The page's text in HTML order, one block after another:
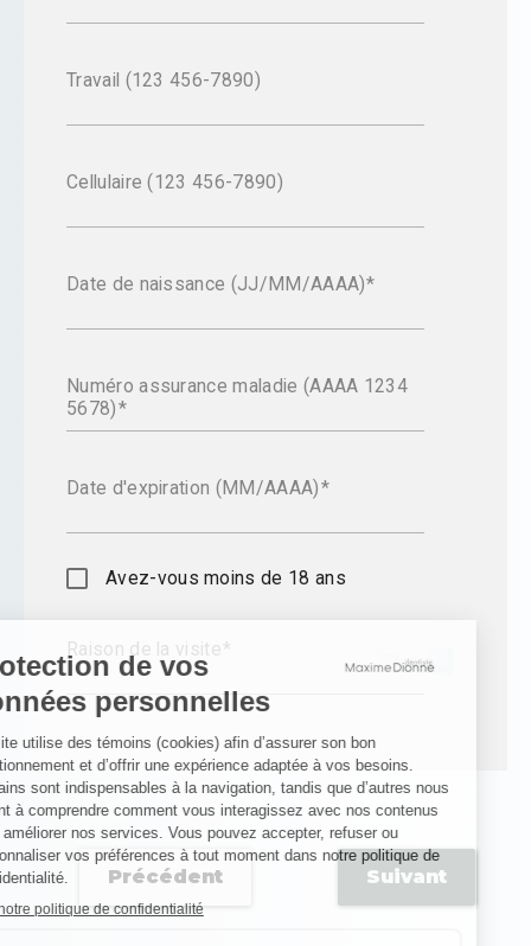
Travail (123 456-7890)
Cellulaire (123 456-7890)
Date de naissance (JJ/MM/AAAA)
Numéro assurance maladie (AAAA 1234
5678)
Date d'expiration (MM/AAAA)
Avez-vous moins de 18 ans
Raison de la visite
Précédent Suivant